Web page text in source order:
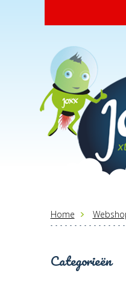
Home
Categorieën